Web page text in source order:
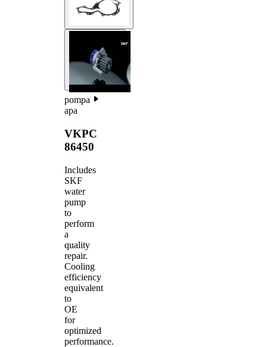
pompa
apa
VKPC
86450
Includes
SKF
water
pump
to
perform
a
quality
repair.
Cooling
efficiency
equivalent
to
OE
for
optimized
performance.